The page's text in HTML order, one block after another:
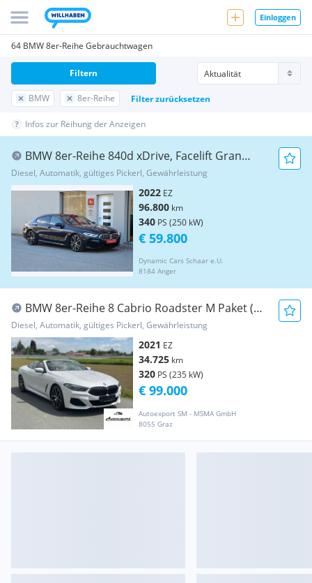
Einloggen
64 BMW 8er-Reihe Gebrauchtwagen
BMW 8er-Reihe Filter zurücksetzen
Filtern
Infos zur Reihung der Anzeigen
BMW 8er-Reihe 840d xDrive, Facelift Gran
Coupé, Laser, Standh...
Diesel, Automatik, gültiges Pickerl, Gewährleistung
2022 EZ
96.800 km
340 PS (250 kW)
Dynamic Cars Schaar e.U.
8184 Anger
€ 59.800
BMW 8er-Reihe 8 Cabrio Roadster M Paket (
tausch möglich Pors...
Diesel, Automatik, gültiges Pickerl, Gewährleistung
2021 EZ
34.725 km
320 PS (235 kW)
Autoexport SM - MSMA GmbH
8055 Graz
€ 99.000